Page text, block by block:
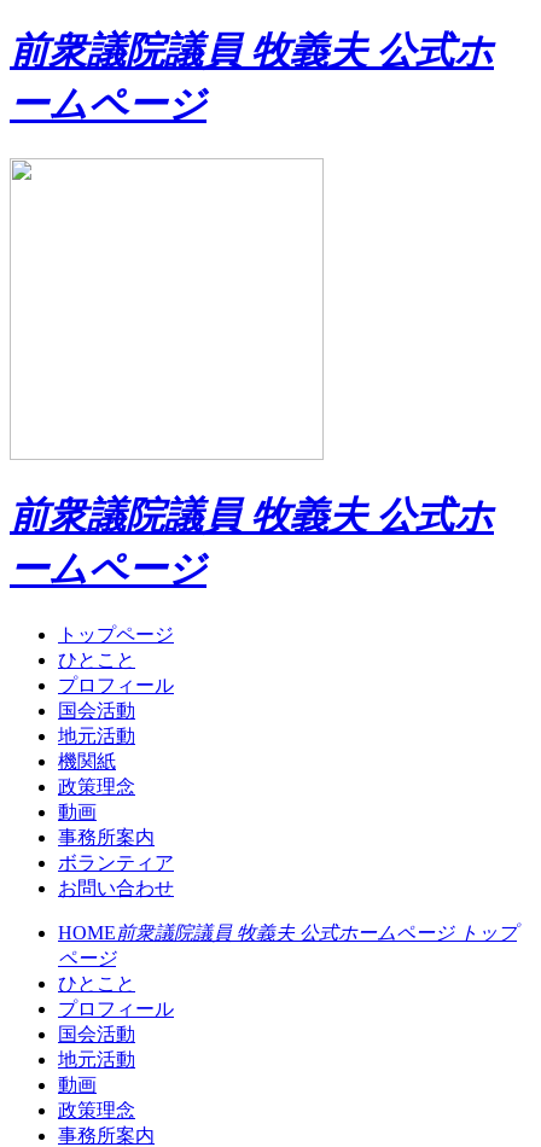
前衆議院議員 牧義夫 公式ホ
ームページ
前衆議院議員 牧義夫 公式ホ
ームページ
トップページ
ひとこと
プロフィール
国会活動
地元活動
機関紙
政策理念
動画
事務所案内
ボランティア
お問い合わせ
HOME前衆議院議員 牧義夫 公式ホームページ トップ
ページ
ひとこと
プロフィール
国会活動
地元活動
動画
政策理念
事務所案内